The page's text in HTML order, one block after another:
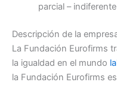
parcial – indiferente
Descripción de la
La Fundación Eurofirms
la igualdad en el mundo
la Fundación Eurofirms